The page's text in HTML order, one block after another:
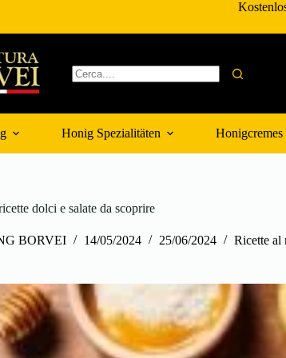
Ergebnisse
Honig Spezialitäten Honigcremes
dolci e salate da scoprire
BORVEI 14/05/2024 25/06/2024 Ricette al